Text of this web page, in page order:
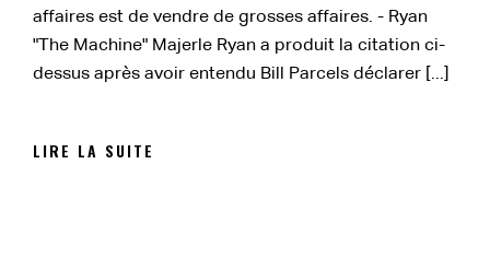
affaires est de vendre de grosses affaires. - Ryan
"The Machine" Majerle Ryan a produit la citation ci-
dessus après avoir entendu Bill Parcels déclarer [...]
LIRE LA SUITE